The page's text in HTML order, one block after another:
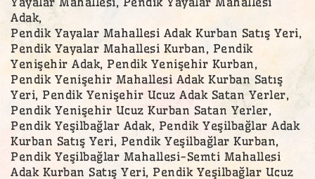
Adak,
Pendik Yayalar Mahallesi Adak Kurban Satış Yeri,
Pendik Yayalar Mahallesi Kurban, Pendik
Yenişehir Adak, Pendik Yenişehir Kurban,
Pendik Yenişehir Mahallesi Adak Kurban Satış
Yeri, Pendik Yenişehir Ucuz Adak Satan Yerler,
Pendik Yenişehir Ucuz Kurban Satan Yerler,
Pendik Yeşilbağlar Adak, Pendik Yeşilbağlar Adak
Kurban Satış Yeri, Pendik Yeşilbağlar Kurban,
Pendik Yeşilbağlar Mahallesi-Semti Mahallesi
Adak Kurban Satış Yeri, Pendik Yeşilbağlar Ucuz